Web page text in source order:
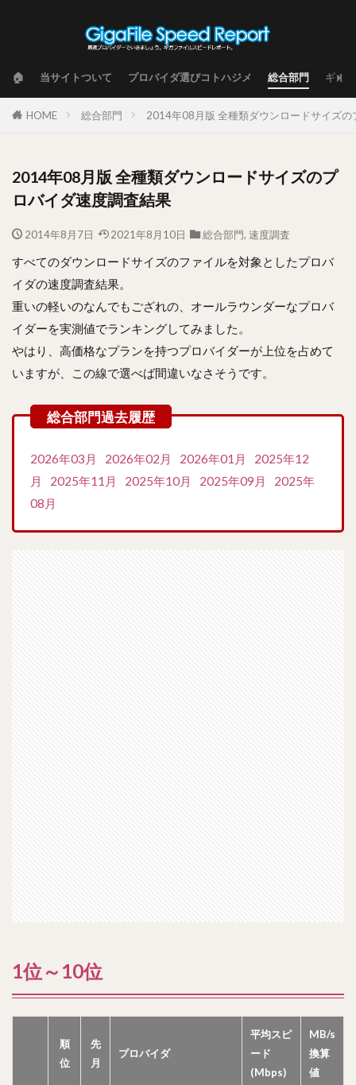
🏠 当サイトついて プロバイダ選びコトハジメ 総合部門 ギガ
HOME 総合部門 2014年08月版 全種類ダウンロードサイズの
2014年08月版 全種類ダウンロードサイズのプ
ロバイダ速度調査結果
2014年8月7日 2021年8月10日 総合部門, 速度調査
すべてのダウンロードサイズのファイルを対象としたプロバ
イダの速度調査結果。
重いの軽いのなんでもござれの、オールラウンダーなプロバ
イダーを実測値でランキングしてみました。
やはり、高価格なプランを持つプロバイダーが上位を占めて
いますが、この線で選べば間違いなさそうです。
2026年03月 2026年02月 2026年01月
2025年12
月
2025年11月 2025年10月 2025年09月
2025年
08月
1位～10位
順
位
先
月
プロバイダ
平均スピ
ード
(Mbps)
MB/s
換算
値